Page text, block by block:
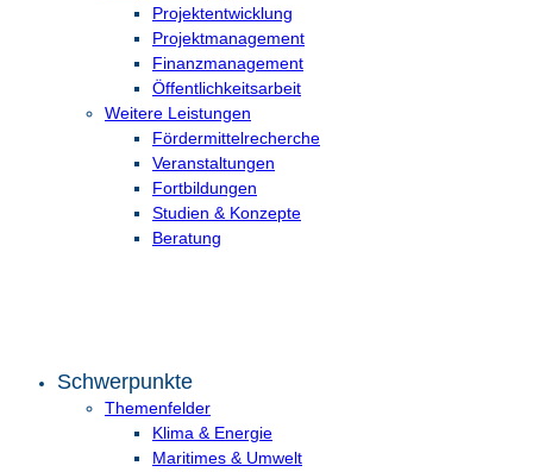
Projektentwicklung
Projektmanagement
Finanzmanagement
Öffentlichkeitsarbeit
Weitere Leistungen
Fördermittelrecherche
Veranstaltungen
Fortbildungen
Studien & Konzepte
Beratung
Schwerpunkte
Themenfelder
Klima & Energie
Maritimes & Umwelt